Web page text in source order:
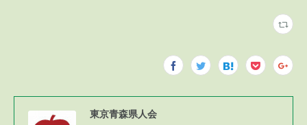
東京青森県人会